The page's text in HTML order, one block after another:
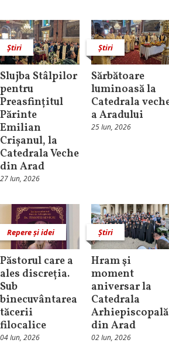
Știri
Slujba Stâlpilor
pentru
Preasfințitul
Părinte
Emilian
Crișanul, la
Catedrala Veche
din Arad
27 Iun, 2026
Știri
Sărbătoare
luminoasă la
Catedrala
a Aradului
25 Iun, 2026
Repere și idei
Păstorul care a
ales discreția.
Sub
binecuvântarea
tăcerii
filocalice
04 Iun, 2026
Știri
Hram şi
moment
aniversar la
Catedrala
Arhiepiscopală
din Arad
02 Iun, 2026